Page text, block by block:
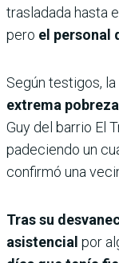
trasladada hasta
pero el personal
Según testigos,
extrema pobreza
Guy del barrio El
padeciendo un
confirmó una
Tras su
asistencial por